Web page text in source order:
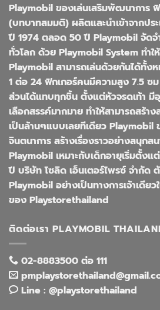
Playmobil ของเล่นเสริมพัฒนาการ
(บทบาทสมมติ) ผลิตและนำเข้าจากปร
ปี 1974 ตลอด 50 ปี Playmobil จัดจ
ทั่วโลก ด้วย Playmobil System ทำใ
Playmobil สามารถเล่นด้วยกันได้ทั้
1 ต่อ 24 ฟิกเกอร์คนมีความสูง 7.5 ซ
ส่วนได้แทบทุกชิ้น ตั้งแต่หัวจรดเท้า
เลือกสรรค์มากมาย ทำให้สามารถสร้า
เป็นล้านๆแบบเลยทีเดียว Playmobil
จินตนาการ สร้างเรื่องราวอย่างสนุกส
Playmobil เหมาะกับเด็กอายุเริ่มตั้ง
ปี บริษัท โซลิด เอ็นเตอร์ไพรซ์ จำกัด
Playmobil อย่างเป็นทางการเจ้าเดียว
ของ Playstorethailand
ติดต่อเรา PLAYMOBIL
02-8883500 ต่อ 111
Line : @playstorethailand